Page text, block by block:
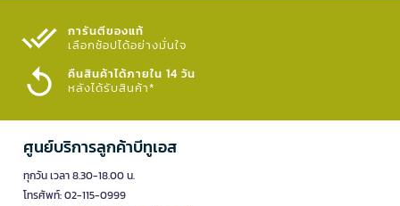
การันตีของแท้
เลือกช้อปได้อย่างมั่นใจ​
คืนสินค้าได้ภายใน 14 วัน
หลังได้รับสินค้า*
ศูนย์บริการลูกค้าบีทูเอส
ทุกวัน เวลา 8.30-18.00 น.
โทรศัพท์: 02-115-0999